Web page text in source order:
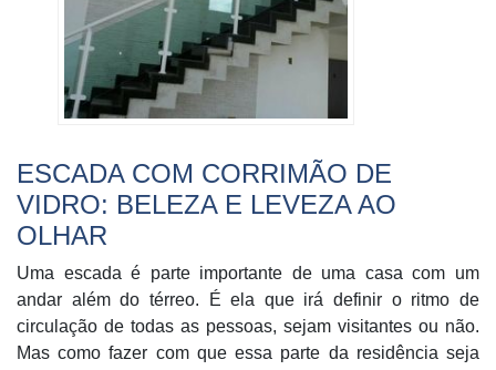
ESCADA COM CORRIMÃO DE
VIDRO: BELEZA E LEVEZA AO
OLHAR
Uma escada é parte importante de uma casa com um
andar além do térreo. É ela que irá definir o ritmo de
circulação de todas as pessoas, sejam visitantes ou não.
Mas como fazer com que essa parte da residência seja